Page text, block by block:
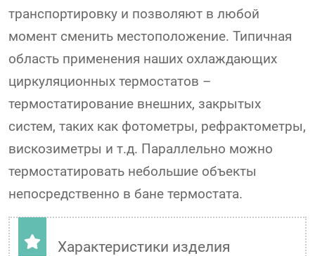
транспортировку и позволяют в любой
момент сменить местоположение. Типичная
область применения наших охлаждающих
циркуляционных термостатов –
термостатирование внешних, закрытых
систем, таких как фотометры, рефрактометры,
вискозиметры и т.д. Параллельно можно
термостатировать небольшие объекты
непосредственно в бане термостата.
Характеристики изделия